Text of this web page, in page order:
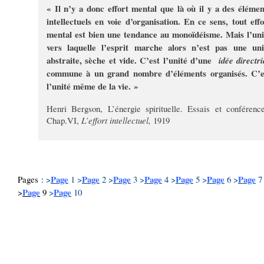
« Il n’y a donc effort mental que là où il y a des
intellectuels en voie d’organisation. En ce sens, tout
mental est bien une tendance au monoïdéisme. Mais
vers laquelle l’esprit marche alors n’est pas une
abstraite, sèche et vide. C’est l’unité d’une idée
commune à un grand nombre d’éléments organisés.
l’unité même de la vie. »
Henri Bergson, L’énergie spirituelle. Essais et
Chap.VI, L’effort intellectuel, 1919
Pages : >Page 1 >Page 2 >Page 3 >Page 4 >Page 5 >Page 6 >Page 7
>Page 9 >Page 10